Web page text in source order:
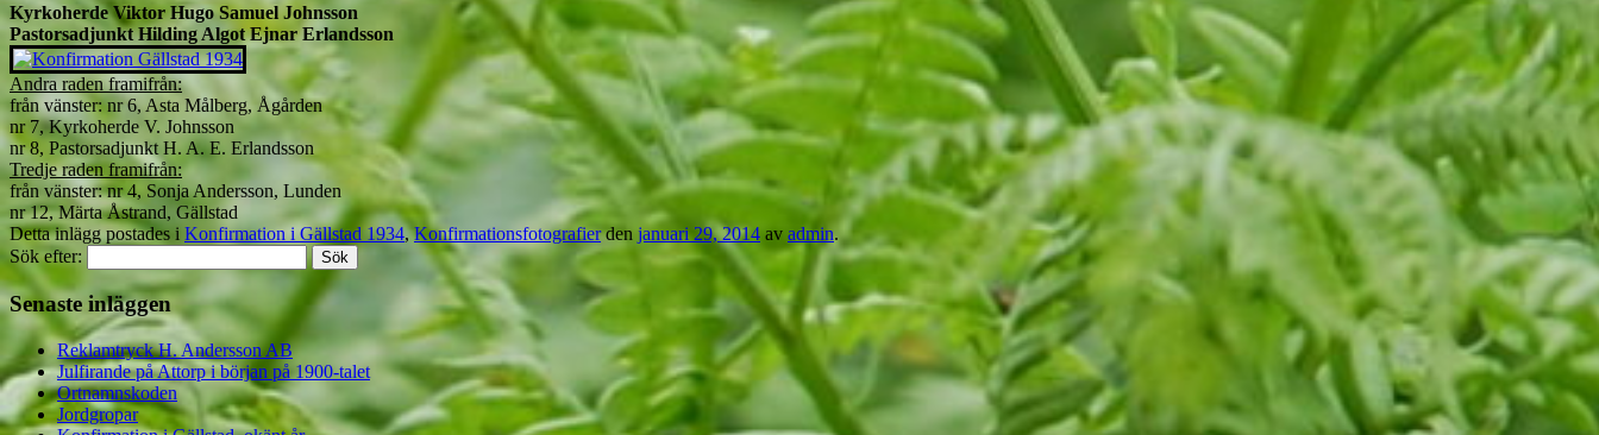
Kyrkoherde Viktor Hugo Samuel Johnsson
Pastorsadjunkt Hilding Algot Ejnar Erlandsson
Andra raden framifrån:
från vänster: nr 6, Asta Målberg, Ågården
nr 7, Kyrkoherde V. Johnsson
nr 8, Pastorsadjunkt H. A. E. Erlandsson
Tredje raden framifrån:
från vänster: nr 4, Sonja Andersson, Lunden
nr 12, Märta Åstrand, Gällstad
Detta inlägg postades i Konfirmation i Gällstad 1934,Konfirmationsfotografierden januari 29, 2014 av admin.
Sök efter:
Senaste inläggen
Reklamtryck H. Andersson AB
Julfirande på Attorp i början på 1900-talet
Ortnamnskoden
Jordgropar